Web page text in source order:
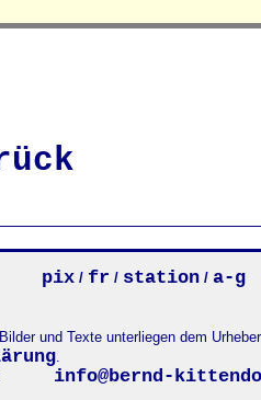
pix / fr / station / a-g
und Texte unterliegen dem
.
info@bernd-